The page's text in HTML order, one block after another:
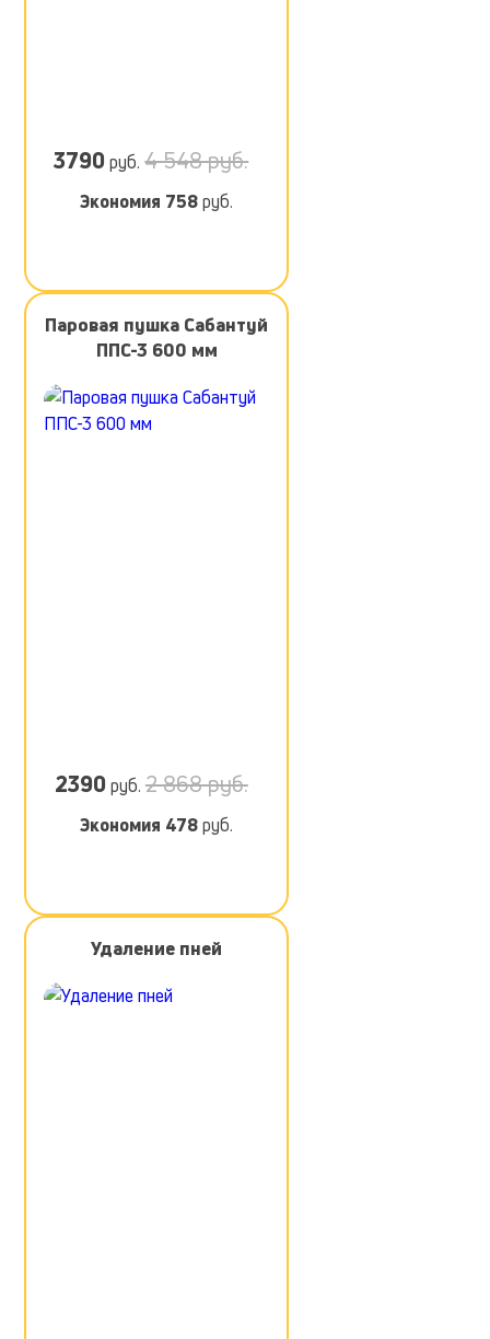
3790 руб.4 548 руб.
Экономия 758руб.
Паровая пушка Сабантуй
ППС-3 600 мм
2390 руб. 2 868 руб.
Экономия 478руб.
Удаление пней